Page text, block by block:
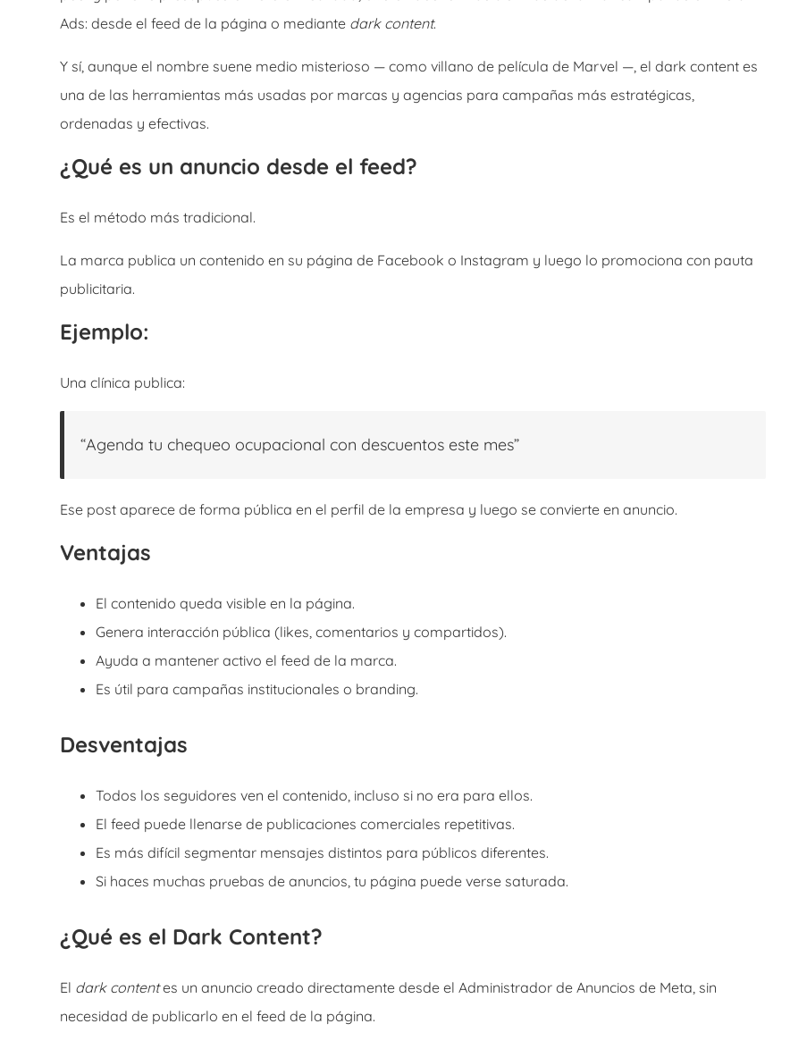
Ads: desde el feed de la página o mediante dark content.
Y sí, aunque el nombre suene medio misterioso — como villano de película de Marvel —, el dark content es
una de las herramientas más usadas por marcas y agencias para campañas más estratégicas,
ordenadas y efectivas.
¿Qué es un anuncio desde el feed?
Es el método más tradicional.
La marca publica un contenido en su página de Facebook o Instagram y luego lo promociona con pauta
publicitaria.
Ejemplo:
Una clínica publica:
“Agenda tu chequeo ocupacional con descuentos este mes”
Ese post aparece de forma pública en el perfil de la empresa y luego se convierte en anuncio.
Ventajas
El contenido queda visible en la página.
Genera interacción pública (likes, comentarios y compartidos).
Ayuda a mantener activo el feed de la marca.
Es útil para campañas institucionales o branding.
Desventajas
Todos los seguidores ven el contenido, incluso si no era para ellos.
El feed puede llenarse de publicaciones comerciales repetitivas.
Es más difícil segmentar mensajes distintos para públicos diferentes.
Si haces muchas pruebas de anuncios, tu página puede verse saturada.
¿Qué es el Dark Content?
El dark contentes un anuncio creado directamente desde el Administrador de Anuncios de Meta, sin
necesidad de publicarlo en el feed de la página.